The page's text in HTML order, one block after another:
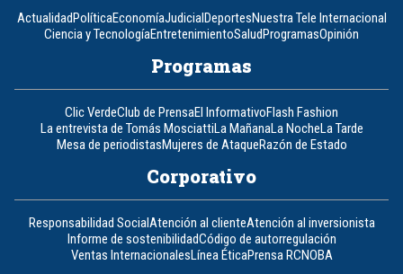
ActualidadPolíticaEconomíaJudicialDeportesNuestra Tele Internacional
Ciencia y TecnologíaEntretenimientoSaludProgramasOpinión
Programas
Clic VerdeClub de PrensaEl InformativoFlash Fashion
La entrevista de Tomás MosciattiLa MañanaLa NocheLa Tarde
Mesa de periodistasMujeres de AtaqueRazón de Estado
Corporativo
Responsabilidad SocialAtención al clienteAtención al inversionista
Informe de sostenibilidadCódigo de autorregulación
Ventas InternacionalesLínea ÉticaPrensa RCNOBA